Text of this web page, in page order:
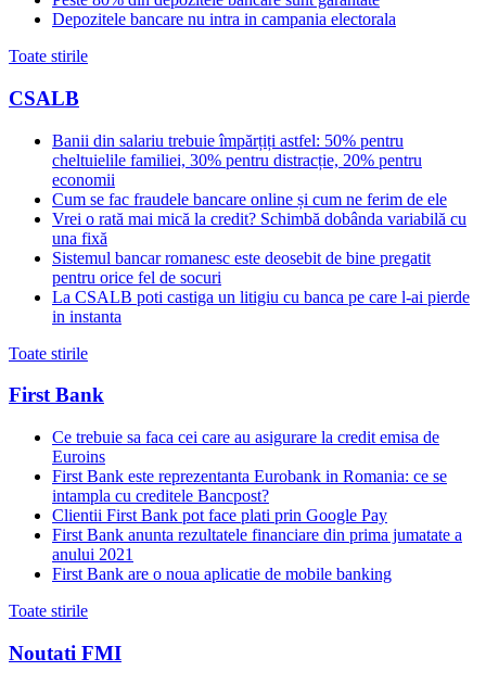
Depozitele bancare nu intra in campania electorala
Toate stirile
CSALB
Banii din salariu trebuie împărțiți astfel: 50% pentru
cheltuielile familiei, 30% pentru distracție, 20% pentru
economii
Cum se fac fraudele bancare online și cum ne ferim de ele
Vrei o rată mai mică la credit? Schimbă dobânda variabilă cu
una fixă
Sistemul bancar romanesc este deosebit de bine pregatit
pentru orice fel de socuri
La CSALB poti castiga un litigiu cu banca pe care l-ai pierde
in instanta
Toate stirile
First Bank
Ce trebuie sa faca cei care au asigurare la credit emisa de
Euroins
First Bank este reprezentanta Eurobank in Romania: ce se
intampla cu creditele Bancpost?
Clientii First Bank pot face plati prin Google Pay
First Bank anunta rezultatele financiare din prima jumatate a
anului 2021
First Bank are o noua aplicatie de mobile banking
Toate stirile
Noutati FMI